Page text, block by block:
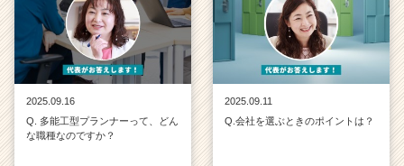
2025.09.16
Q. 多能工型プランナーって、どん
な職種なのですか？
2025.09.11
Q.会社を選ぶときのポイントは？